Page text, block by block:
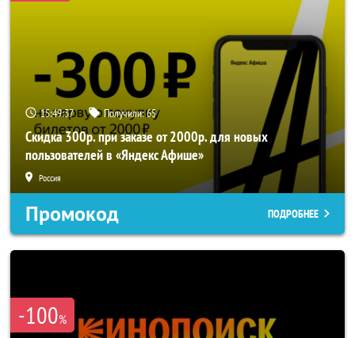
15:49:37 Получили:65
Скидка 300р. при заказе от 2000р. для новых
пользователей в «Яндекс Афише»
Россия
Промокод ПОДРОБНЕЕ
-100%